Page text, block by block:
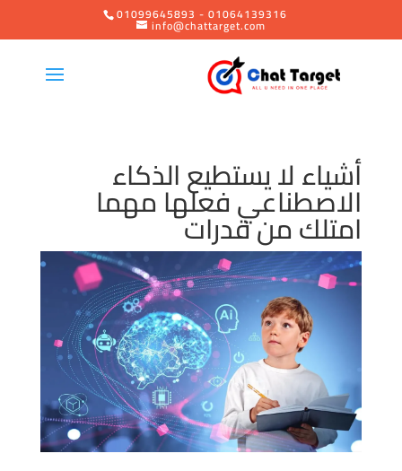
01099645893 - 01064139316
info@chattarget.com
أشياء لا يستطيع الذكاء
الاصطناعي فعلها مهما
امتلك من قدرات